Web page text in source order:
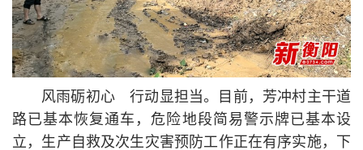
风雨砺初心 行动显担当。目前，芳冲村主干道
路已基本恢复通车，危险地段简易警示牌已基本设
立，生产自救及次生灾害预防工作正在有序实施，下